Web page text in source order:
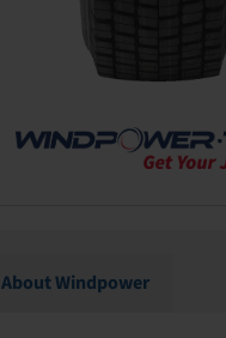
About Windpower